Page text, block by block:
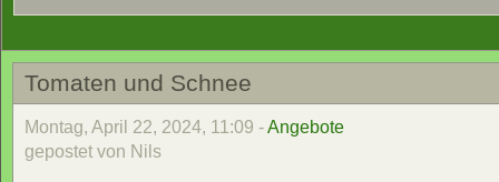
Tomaten und Schnee
Montag, April 22, 2024, 11:09 -Angebote
gepostet von Nils